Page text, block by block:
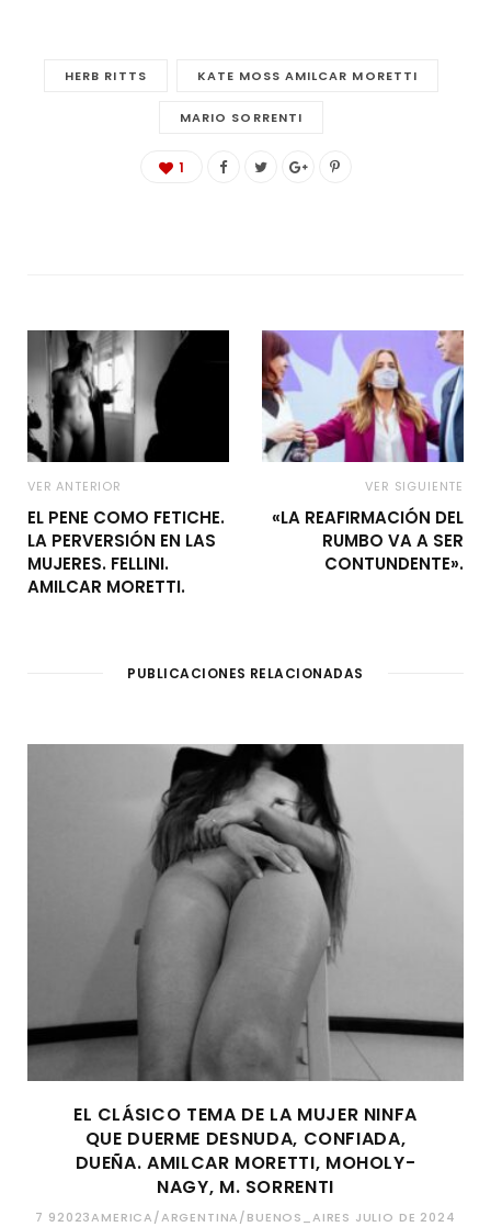
HERB RITTS KATE MOSS AMILCAR MORETTI
MARIO SORRENTI
1
VER ANTERIOR
EL PENE COMO FETICHE.
LA PERVERSIÓN EN LAS
MUJERES. FELLINI.
AMILCAR MORETTI.
VER SIGUIENTE
«LA REAFIRMACIÓN DEL
RUMBO VA A SER
CONTUNDENTE».
PUBLICACIONES RELACIONADAS
EL CLÁSICO TEMA DE LA MUJER NINFA
QUE DUERME DESNUDA, CONFIADA,
DUEÑA. AMILCAR MORETTI, MOHOLY-
NAGY, M. SORRENTI
7 92023AMERICA/ARGENTINA/BUENOS_AIRES JULIO DE 2024